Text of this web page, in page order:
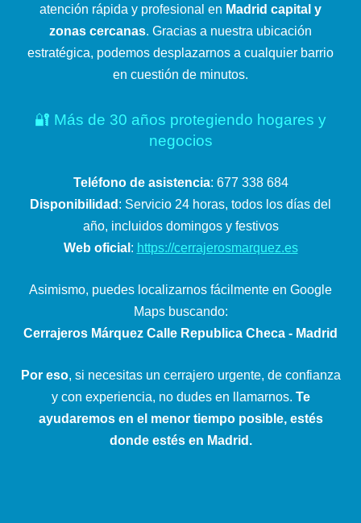
atención rápida y profesional en Madrid capital y
zonas cercanas. Gracias a nuestra ubicación
estratégica, podemos desplazarnos a cualquier barrio
en cuestión de minutos.
🔐 Más de 30 años protegiendo hogares y
negocios
Teléfono de asistencia: 677 338 684
Disponibilidad : Servicio 24 horas, todos los días del
año, incluidos domingos y festivos
Web oficial : https://cerrajerosmarquez.es
Asimismo, puedes localizarnos fácilmente en Google
Maps buscando:
Cerrajeros Márquez Calle Republica Checa - Madrid
Por eso, si necesitas un cerrajero urgente, de confianza
y con experiencia, no dudes en llamarnos. Te
ayudaremos en el menor tiempo posible, estés
donde estés en Madrid.